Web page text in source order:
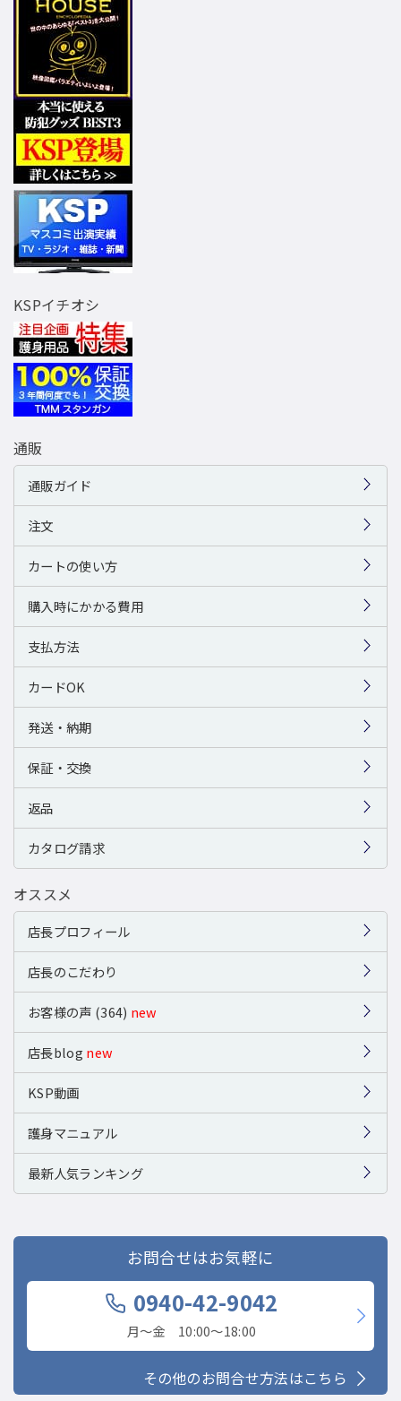
KSPイチオシ
通販
通販ガイド
注文
カートの使い方
購入時にかかる費用
支払方法
カードOK
発送・納期
保証・交換
返品
カタログ請求
オススメ
店長プロフィール
店長のこだわり
お客様の声 (364) new
店長blog new
KSP動画
護身マニュアル
最新人気ランキング
お問合せはお気軽に
0940-42-9042
月〜金 10:00〜18:00
その他のお問合せ方法はこちら